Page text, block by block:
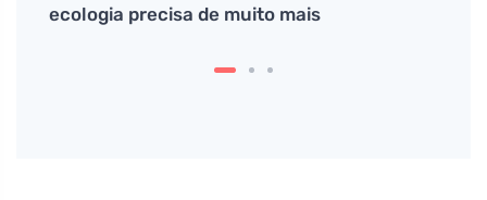
ecologia precisa de muito mais